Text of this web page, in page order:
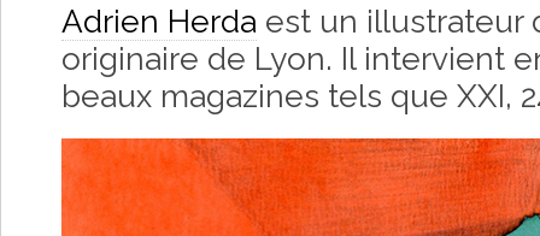
Adrien Herda est un illustrateur
originaire de Lyon. Il intervient
beaux magazines tels que XXI,